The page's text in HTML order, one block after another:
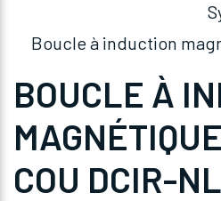
BOUCLE À
COU DCIR-